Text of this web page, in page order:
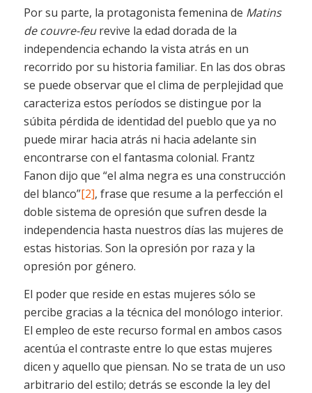
Por su parte, la protagonista femenina de Matins
de couvre-feurevive la edad dorada de la
independencia echando la vista atrás en un
recorrido por su historia familiar. En las dos obras
se puede observar que el clima de perplejidad que
caracteriza estos períodos se distingue por la
súbita pérdida de identidad del pueblo que ya no
puede mirar hacia atrás ni hacia adelante sin
encontrarse con el fantasma colonial. Frantz
Fanon dijo que “el alma negra es una construcción
del blanco”[2], frase que resume a la perfección el
doble sistema de opresión que sufren desde la
independencia hasta nuestros días las mujeres de
estas historias. Son la opresión por raza y la
opresión por género.
El poder que reside en estas mujeres sólo se
percibe gracias a la técnica del monólogo interior.
El empleo de este recurso formal en ambos casos
acentúa el contraste entre lo que estas mujeres
dicen y aquello que piensan. No se trata de un uso
arbitrario del estilo; detrás se esconde la ley del